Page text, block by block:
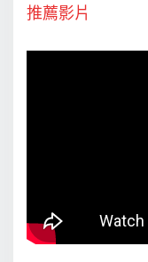
推薦影片